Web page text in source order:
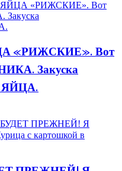
«РИЖСКИЕ». Вот
Закуска